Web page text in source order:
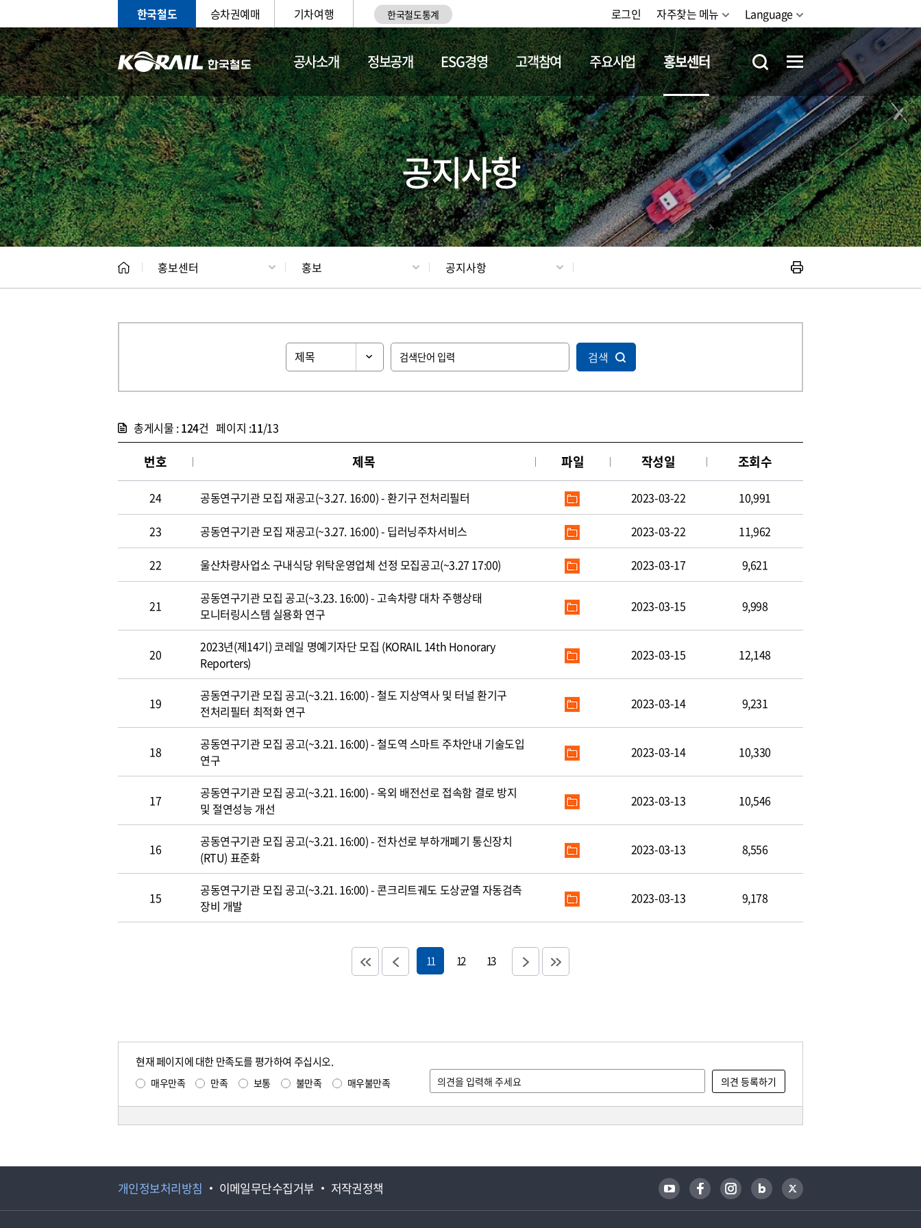
한국철도 승차권예매 기차여행 한국철도통계 로그인 자주찾는 메뉴 Language
공사소개 정보공개 ESG경영 고객참여 주요사업 홍보센터
홍보 문화사업 갤러리 기차소개 철도체험
공지사항
홍보센터 홍보 공지사항
검색
총게시물 :124건 페이지 :11/13
번호 제목 파일 작성일 조회수
24 공동연구기관 모집 재공고(~3.27. 16:00) - 환기구 전처리필터 2023-03-22 10,991
23 공동연구기관 모집 재공고(~3.27. 16:00) - 딥러닝주차서비스 2023-03-22 11,962
22 울산차량사업소 구내식당 위탁운영업체 선정 모집공고(~3.27 17:00) 2023-03-17 9,621
21
공동연구기관 모집 공고(~3.23. 16:00) - 고속차량 대차 주행상태
모니터링시스템 실용화 연구
2023-03-15 9,998
20
2023년(제14기) 코레일 명예기자단 모집 (KORAIL 14th Honorary
Reporters)
2023-03-15 12,148
19
공동연구기관 모집 공고(~3.21. 16:00) - 철도 지상역사 및 터널 환기구
전처리필터 최적화 연구
2023-03-14 9,231
18
공동연구기관 모집 공고(~3.21. 16:00) - 철도역 스마트 주차안내 기술도입
연구
2023-03-14 10,330
17
공동연구기관 모집 공고(~3.21. 16:00) - 옥외 배전선로 접속함 결로 방지
및 절연성능 개선
2023-03-13 10,546
16
공동연구기관 모집 공고(~3.21. 16:00) - 전차선로 부하개폐기 통신장치
(RTU) 표준화
2023-03-13 8,556
15
공동연구기관 모집 공고(~3.21. 16:00) - 콘크리트궤도 도상균열 자동검측
장비 개발
2023-03-13 9,178
11 12 13
현재 페이지에 대한 만족도를 평가하여 주십시오.
매우만족 만족 보통 불만족 매우불만족
개인정보처리방침 이메일무단수집거부 저작권정책